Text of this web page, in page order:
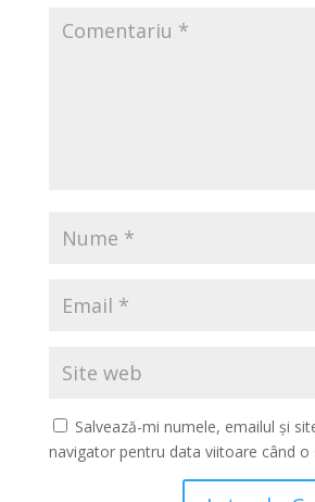
Salvează-mi numele, emailul și
navigator pentru data viitoare când o